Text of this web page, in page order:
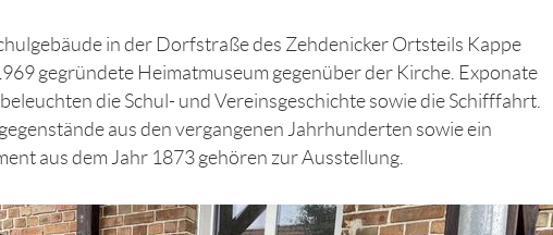
in der Dorfstraße des Zehdenicker Ortsteils Kappe
gegründete Heimatmuseum gegenüber der Kirche. Exponate
die Schul- und Vereinsgeschichte sowie die Schifffahrt.
aus den vergangenen Jahrhunderten sowie ein
aus dem Jahr 1873 gehören zur Ausstellung.